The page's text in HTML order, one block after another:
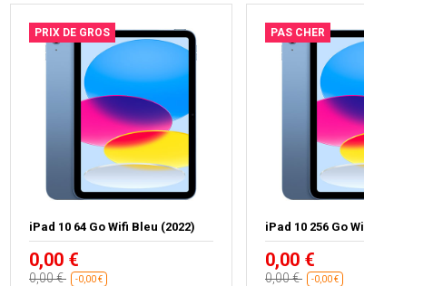
PRIX DE GROS
iPad 10 64 Go Wifi Bleu (2022)
0,00 €
0,00 € -0,00 €
PAS CHER
iPad 10 256 Go Wifi Bleu (2022)
0,00 €
0,00 € -0,00 €